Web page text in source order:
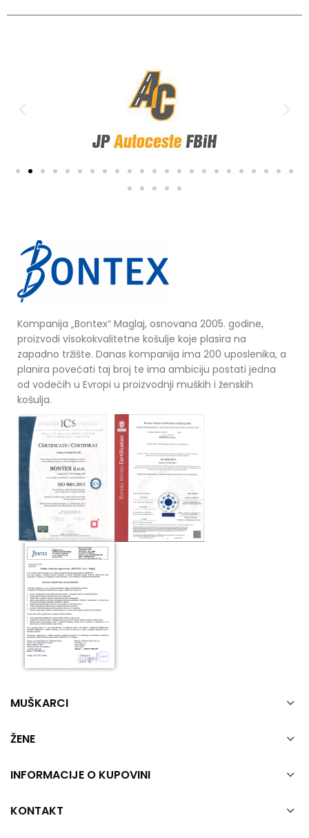
Kompanija „Bontex“ Maglaj, osnovana 2005. godine,
proizvodi visokokvalitetne košulje koje plasira na
zapadno tržište. Danas kompanija ima 200 uposlenika, a
planira povećati taj broj te ima ambiciju postati jedna
od vodećih u Evropi u proizvodnji muških i ženskih
košulja.
MUŠKARCI
ŽENE
INFORMACIJE O KUPOVINI
KONTAKT